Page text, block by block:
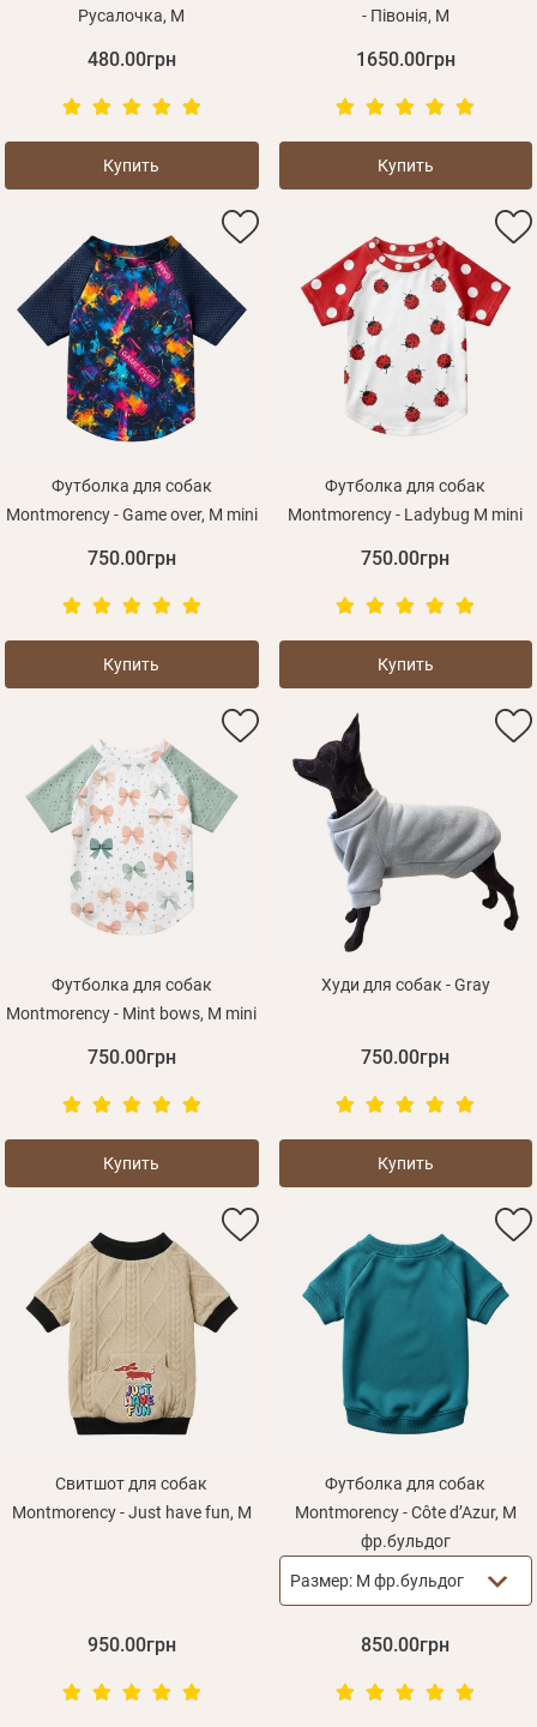
Русалочка, M
480.00грн
Купить
- Півонія, M
1650.00грн
Купить
Футболка для собак
Montmorency - Game over, M mini
750.00грн
Купить
Футболка для собак
Montmorency - Ladybug M mini
750.00грн
Купить
Футболка для собак
Montmorency - Mint bows, M mini
750.00грн
Купить
Худи для собак - Gray
750.00грн
Купить
Свитшот для собак
Montmorency - Just have fun, M
950.00грн
Футболка для собак
Montmorency - Côte d’Azur, M
фр.бульдог
Размер: M фр.бульдог
850.00грн
Зарегистрироваться